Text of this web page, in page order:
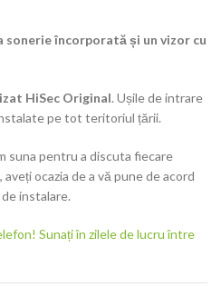
sonerie încorporată și un vizor cu
HiSec Original. Ușile de intrare
pe tot teritoriul țării.
suna pentru a discuta fiecare
ocazia de a vă pune de acord
instalare.
Sunați în zilele de lucru între